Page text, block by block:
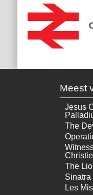
Meest
Jesus
The
Christie
The
Sinatra
Les